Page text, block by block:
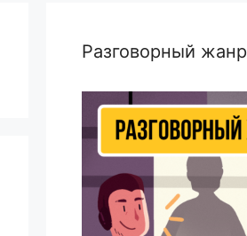
Разговорный жанр